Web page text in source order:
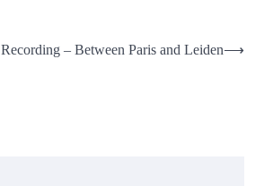
Recording – Between Paris and Leiden⟶